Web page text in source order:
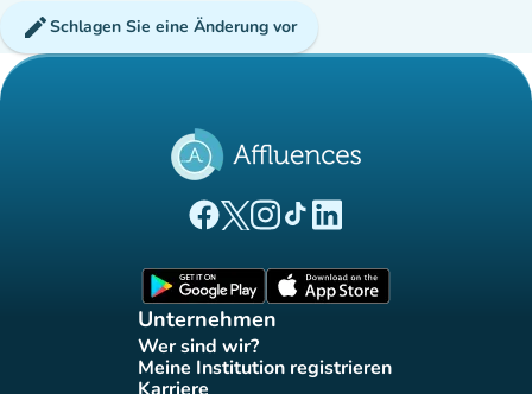
editSchlagen Sie eine Änderung vor
(new tab)
(new tab)
(new tab)(new tab)
(new tab)
Unternehmen
Wer sind wir?
(new tab)
Meine Institution registrieren
(new tab)